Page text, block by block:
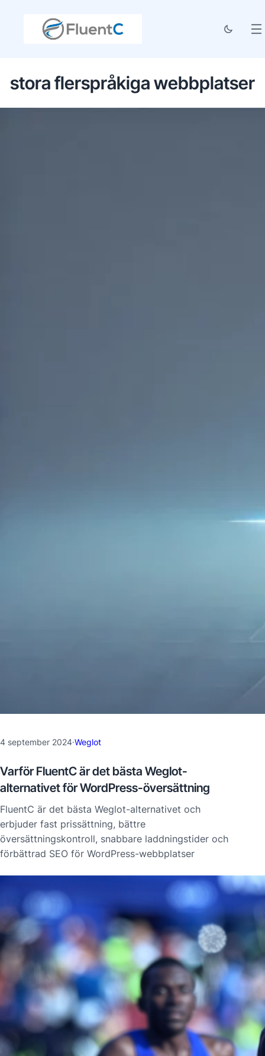
stora flerspråkiga webbplatser
4 september 2024·Weglot
Varför FluentC är det bästa Weglot-
alternativet för WordPress-översättning
FluentC är det bästa Weglot-alternativet och
erbjuder fast prissättning, bättre
översättningskontroll, snabbare laddningstider och
förbättrad SEO för WordPress-webbplatser